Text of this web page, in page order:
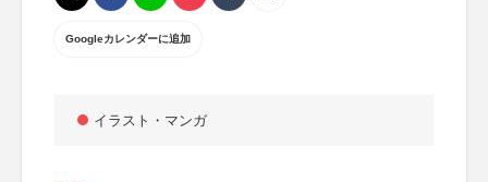
Googleカレンダーに追加
イラスト・マンガ